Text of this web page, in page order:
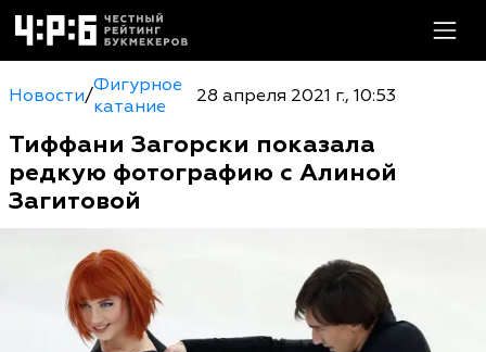
Новости/Фигурное
катание
28 апреля 2021 г., 10:53
Тиффани Загорски показала
редкую фотографию с Алиной
Загитовой